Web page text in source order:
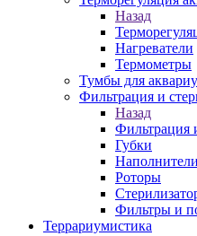
Назад
Нагреватели
Термометры
Тумбы для
Фильтрация и
Назад
Фильтрация
Губки
Роторы
Фильтры и
Террариумистика